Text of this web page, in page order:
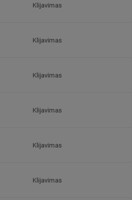
Klijavimas
Klijavimas
Klijavimas
Klijavimas
Klijavimas
Klijavimas